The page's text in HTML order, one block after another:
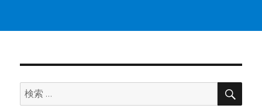
検
索:
検